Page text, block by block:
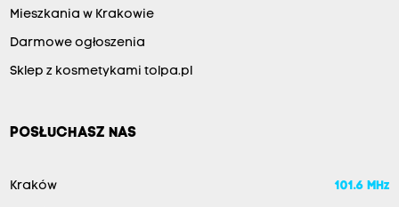
Mieszkania w Krakowie
Darmowe ogłoszenia
Sklep z kosmetykami tolpa.pl
POSŁUCHASZ NAS
Kraków 101.6 MHz